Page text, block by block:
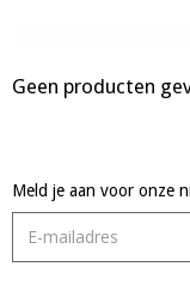
Geen producten
Meld je aan voor onze